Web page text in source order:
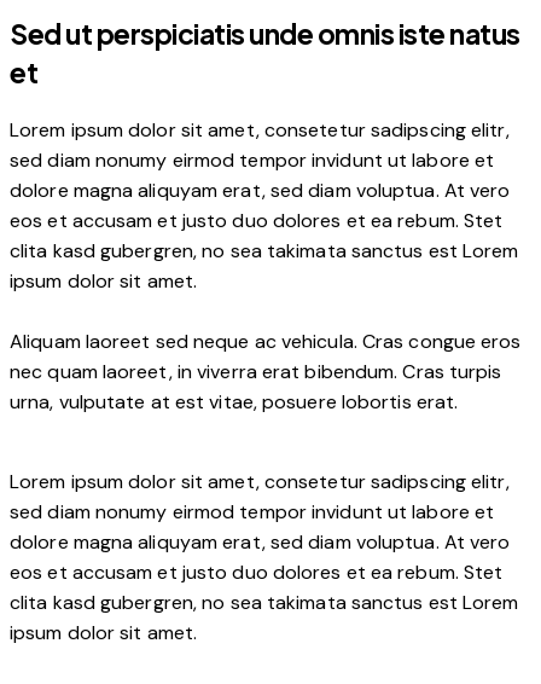
Sed ut perspiciatis unde omnis iste natus
et
Lorem ipsum dolor sit amet, consetetur sadipscing elitr,
sed diam nonumy eirmod tempor invidunt ut labore et
dolore magna aliquyam erat, sed diam voluptua. At vero
eos et accusam et justo duo dolores et ea rebum. Stet
clita kasd gubergren, no sea takimata sanctus est Lorem
ipsum dolor sit amet.
Aliquam laoreet sed neque ac vehicula. Cras congue eros
nec quam laoreet, in viverra erat bibendum. Cras turpis
urna, vulputate at est vitae, posuere lobortis erat.
Lorem ipsum dolor sit amet, consetetur sadipscing elitr,
sed diam nonumy eirmod tempor invidunt ut labore et
dolore magna aliquyam erat, sed diam voluptua. At vero
eos et accusam et justo duo dolores et ea rebum. Stet
clita kasd gubergren, no sea takimata sanctus est Lorem
ipsum dolor sit amet.